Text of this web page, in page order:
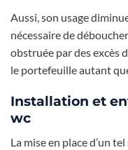
Aussi, son usage
nécessaire de
obstruée par des excès
le portefeuille autant
Installation et
wc
La mise en place d’un